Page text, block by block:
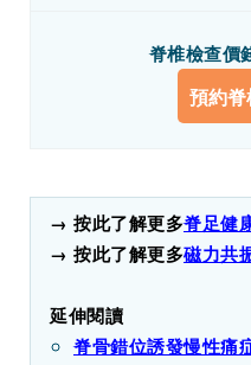
脊椎檢查價
預約
→ 按此了解更多脊足健
→ 按此了解更多磁力共
延伸閱讀
脊骨錯位誘發慢性痛